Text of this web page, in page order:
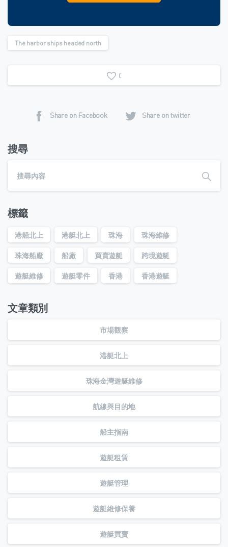
The harbor ships headed north
0
Share on Facebook Share on twitter
搜尋
標籤
港船北上 港艇北上 珠海 珠海維修
珠海船廠 船廠 買賣遊艇 跨境遊艇
遊艇維修 遊艇零件 香港 香港遊艇
文章類別
市場觀察
港艇北上
珠海金灣遊艇維修
航線與目的地
船主指南
遊艇租賃
遊艇管理
遊艇維修保養
遊艇買賣